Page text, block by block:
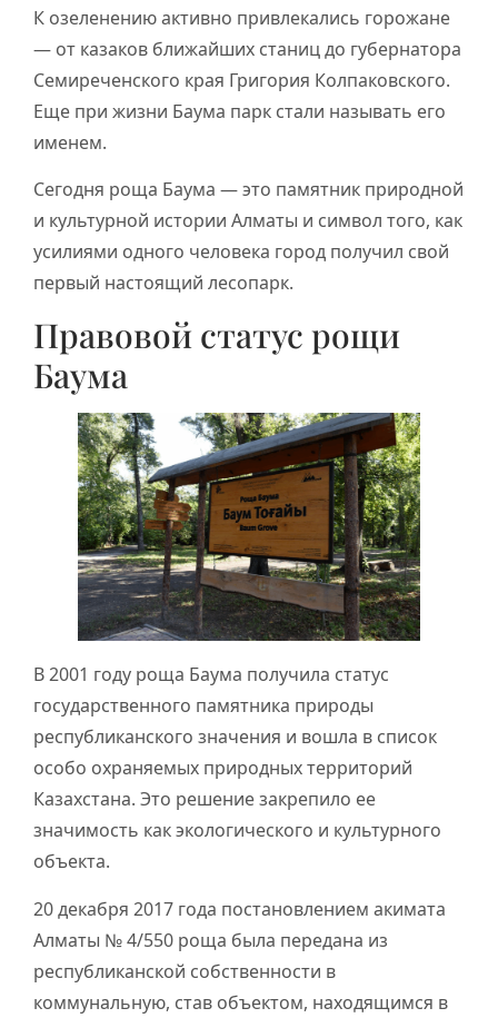
К озеленению активно привлекались горожане
— от казаков ближайших станиц до губернатора
Семиреченского края Григория Колпаковского.
Еще при жизни Баума парк стали называть его
именем.
Сегодня роща Баума — это памятник природной
и культурной истории Алматы и символ того, как
усилиями одного человека город получил свой
первый настоящий лесопарк.
Правовой статус рощи
Баума
В 2001 году роща Баума получила статус
государственного памятника природы
республиканского значения и вошла в список
особо охраняемых природных территорий
Казахстана. Это решение закрепило ее
значимость как экологического и культурного
объекта.
20 декабря 2017 года постановлением акимата
Алматы № 4/550 роща была передана из
республиканской собственности в
коммунальную, став объектом, находящимся в